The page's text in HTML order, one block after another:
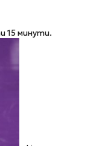
15 минути.